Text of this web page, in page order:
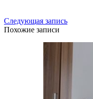
Следующая запись
Похожие записи